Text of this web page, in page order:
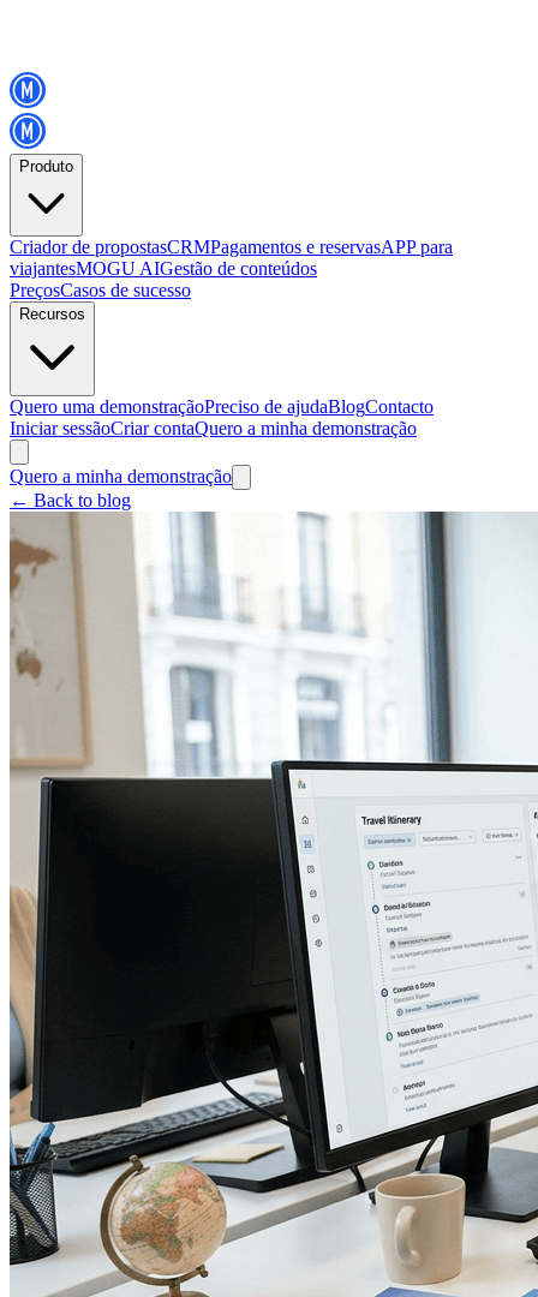
Produto
Criador de propostasCRMPagamentos e reservasAPP para
viajantesMOGU AIGestão de conteúdos
PreçosCasos de sucesso
Recursos
Quero uma demonstraçãoPreciso de ajudaBlogContacto
Iniciar sessãoCriar contaQuero a minha demonstração
Quero a minha demonstração
← Back to blog